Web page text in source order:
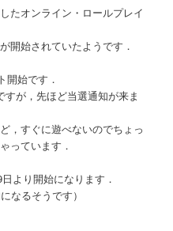
たオンライン・ロールプレイ
開始されていたようです．
開始です．
が，先ほど当選通知が来ま
，すぐに遊べないのでちょっ
っています．
より開始になります．
なるそうです）